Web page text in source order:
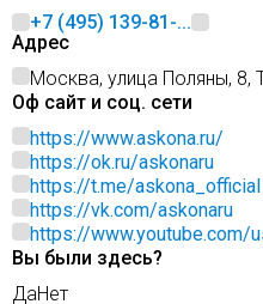
+7 (495) 139-81-...
Адрес
Москва, улица Поляны, 8,
Оф сайт и соц. сети
https://www.askona.ru/
https://ok.ru/askonaru
https://t.me/askona_official
https://vk.com/askonaru
https://www.youtube.com/
Вы были здесь?
ДаНет